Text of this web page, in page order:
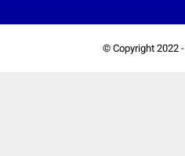
© Copyright 2022 -